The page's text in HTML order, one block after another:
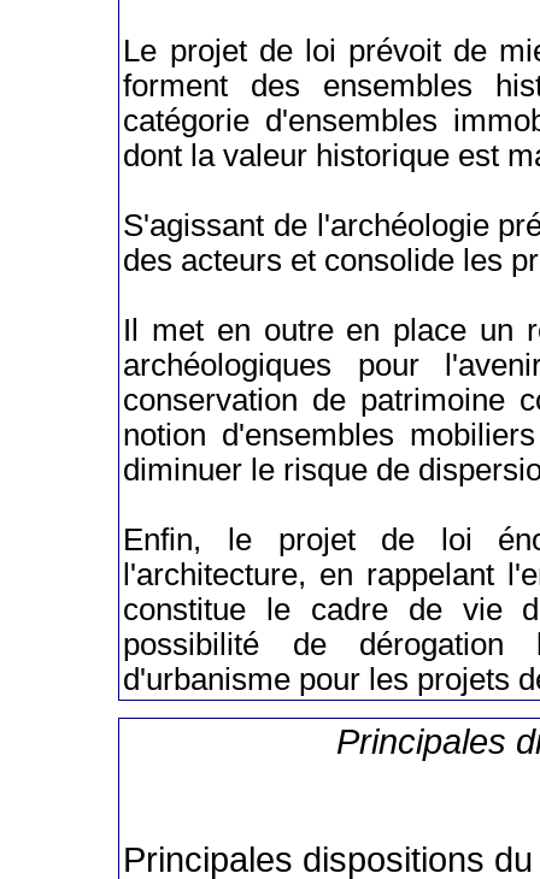
Le projet de loi prévoit de
forment des ensembles
catégorie d'ensembles
dont la valeur historique est
S'agissant de l'archéologie
des acteurs et consolide les
Il met en outre en place un
archéologiques pour
conservation de patrimoine
notion d'ensembles
diminuer le risque de
Enfin, le projet de loi
l'architecture, en rappelant
constitue le cadre de vie
possibilité de
d'urbanisme pour les projets
Principales
Principales dispositions